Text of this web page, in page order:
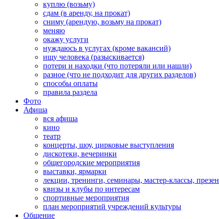
куплю (возьму)
сдам (в аренду, на прокат)
сниму (арендую, возьму на прокат)
меняю
окажу услуги
нуждаюсь в услугах (кроме вакансий)
ищу человека (разыскивается)
потери и находки (что потеряли или нашли)
разное (что не подходит для других разделов)
способы оплаты
правила раздела
Фото
Афиша
вся афиша
кино
театр
концерты, шоу, цирковые выступления
дискотеки, вечеринки
общегородские мероприятия
выставки, ярмарки
лекции, тренинги, семинары, мастер-классы,
квизы и клубы по интересам
спортивные мероприятия
план мероприятий учреждений культуры
Общение